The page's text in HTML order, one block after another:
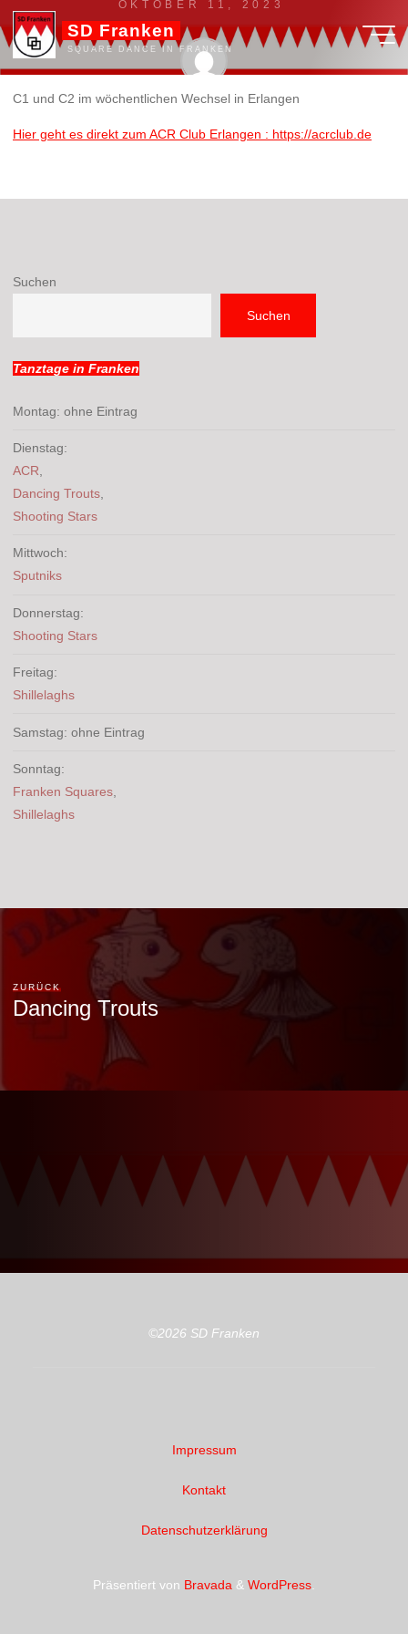
Zum
Inhalt
springen
SD Franken
SQUARE DANCE IN FRANKEN
OKTOBER 11, 2023
admin
C1 und C2 im wöchentlichen Wechsel in Erlangen
Hier geht es direkt zum ACR Club Erlangen : https://acrclub.de
Suchen
Suchen
Tanztage in Franken
Montag: ohne Eintrag
Dienstag:
ACR
Dancing Trouts
Shooting Stars
Mittwoch:
Sputniks
Donnerstag:
Shooting Stars
Freitag:
Shillelaghs
Samstag: ohne Eintrag
Sonntag:
Franken Squares
Shillelaghs
ZURÜCK
Dancing Trouts
©2026 SD Franken
Impressum
Kontakt
Datenschutzerklärung
Präsentiert von Bravada & WordPress.